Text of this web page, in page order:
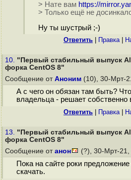
> Нате вам https://
> Только ещё не
Ну ты шустрый ;-)
Ответить Правка|
10. "Первый стабильный выпуск
форка CentOS 8"
Сообщение от Аноним (10), 30-Мрт-
А с чего он обязан там быть?
владельца - решает собственно
Ответить Правка|
13. "Первый стабильный выпуск
форка CentOS 8"
Сообщение от анон (?), 30-Мрт-21,
Пока на сайте роки
скачать.